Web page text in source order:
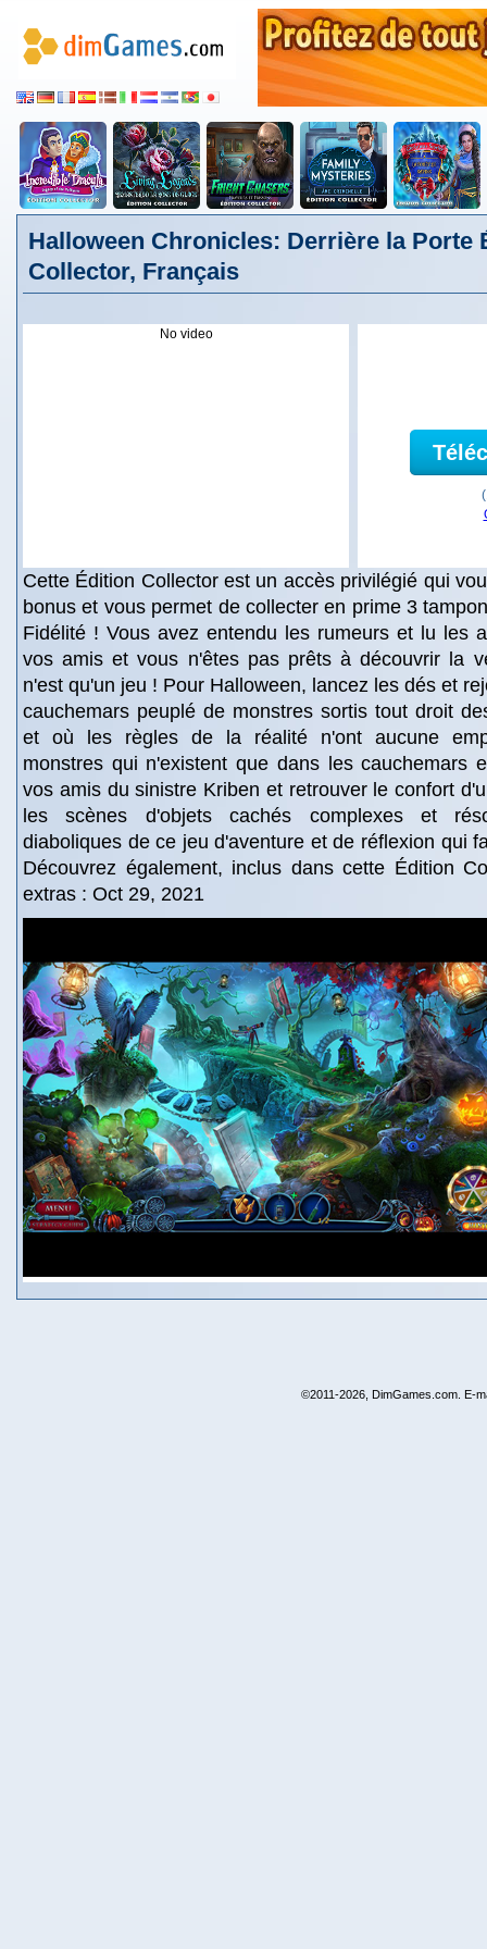
Halloween Chronicles: Derrière la Porte
Collector, Français
No video
Cette Édition Collector est un accès privilégié qui
bonus et vous permet de collecter en prime 3
Fidélité ! Vous avez entendu les rumeurs et lu les
vos amis et vous n'êtes pas prêts à découvrir la
n'est qu'un jeu ! Pour Halloween, lancez les dés et
cauchemars peuplé de monstres sortis tout droit
et où les règles de la réalité n'ont aucune
monstres qui n'existent que dans les cauchemars
vos amis du sinistre Kriben et retrouver le confort
les scènes d'objets cachés complexes et
diaboliques de ce jeu d'aventure et de réflexion qui
Découvrez également, inclus dans cette Édition
extras : Oct 29, 2021
©2011-2026, DimGames.com. E-